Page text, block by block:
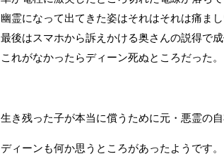
幽霊になって出てきた姿はそれはそれは痛まし
最後はスマホから訴えかける奥さんの説得で成
これがなかったらディーン死ぬところだった。
生き残った子が本当に償うために元・悪霊の
ディーンも何か思うところがあったようです。